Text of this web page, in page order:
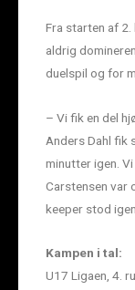
Fra starten af 2.
aldrig
duelspil og for
– Vi fik en del
Anders Dahl fik
minutter igen.
Carstensen var
keeper stod
Kampen i tal:
U17 Ligaen, 4.